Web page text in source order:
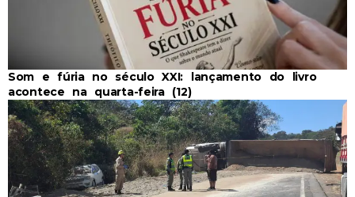
Som e fúria no século XXI: lançamento do livro
acontece na quarta-feira (12)